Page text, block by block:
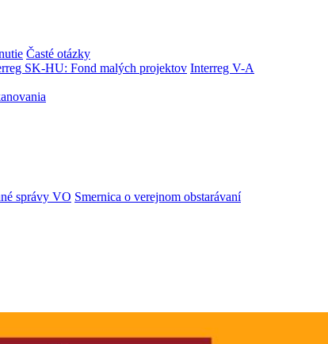
Časté otázky
SK-HU: Fond malých projektov Interreg V-A
správy VO Smernica o verejnom obstarávaní